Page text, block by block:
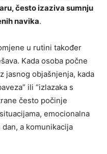
često izaziva sumnju
navika.
u rutini također
Kada osoba počne
jasnog objašnjenja, kada
ili “izlazaka s
često počinje
emocionalna
a komunikacija